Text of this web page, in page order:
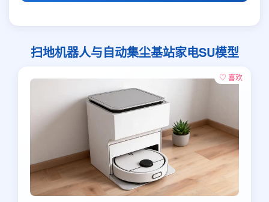
扫地机器人与自动集尘基站家电SU模型
♡ 喜欢